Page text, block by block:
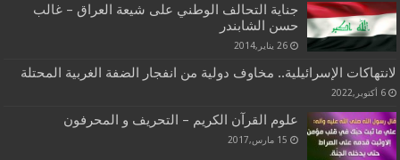
جناية التحالف الوطني على شيعة العراق – غالب
حسن الشابندر
26 يناير,2014
لانتهاكات الإسرائيلية.. مخاوف دولية من انفجار الضفة الغربية المحتلة
6 أكتوبر,2022
علوم القرآن الكريم – التحريف و المحرفون
15 مارس,2017